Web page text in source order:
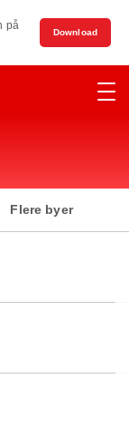
på
Download
Flere byer